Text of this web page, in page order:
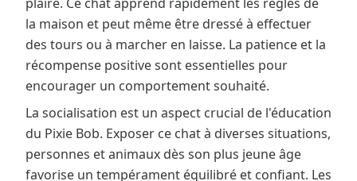
la maison et peut même être dressé à effectuer
des tours ou à marcher en laisse. La patience et la
récompense positive sont essentielles pour
encourager un comportement souhaité.
La socialisation est un aspect crucial de l'éducation
du Pixie Bob. Exposer ce chat à diverses situations,
personnes et animaux dès son plus jeune âge
favorise un tempérament équilibré et confiant. Les